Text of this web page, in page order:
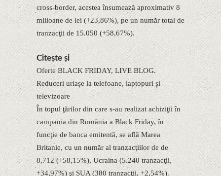
cross-border, acestea însumează aproximativ 8
milioane de lei (+23,86%), pe un număr total de
tranzacţii de 15.050 (+58,67%).
Citește și
Oferte BLACK FRIDAY, LIVE BLOG.
Reduceri uriașe la telefoane, laptopuri și
televizoare
În topul ţărilor din care s-au realizat achiziţii în
campania din România a Black Friday, în
funcţie de banca emitentă, se află Marea
Britanie, cu un număr al tranzacţiilor de de
8,712 (+58,15%), Ucraina (5.240 tranzacţii,
+34,97%) şi SUA (380 tranzacţii, +2,54%).